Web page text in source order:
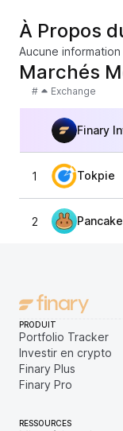
À Propos
Aucune
Marchés
# Exchange
Finary
1 Tokpie
2
PRODUIT
Portfolio Tracker
Investir en crypto
Finary Plus
Finary Pro
RESSOURCES